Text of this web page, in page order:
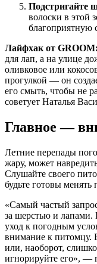
Подстригайте
волоски в этой
благоприятную
Лайфхак от GROOM:
для лап, а на улице
оливковое или
прогулкой — он
его смыть, чтобы не
советует Наталья
Главное —
Летние перепады
жару, может
Слушайте своего
будьте готовы менять
«Самый частый
за шерстью и лапами.
уход к погодным
внимание к питомцу.
или, наоборот,
игнорируйте его», —